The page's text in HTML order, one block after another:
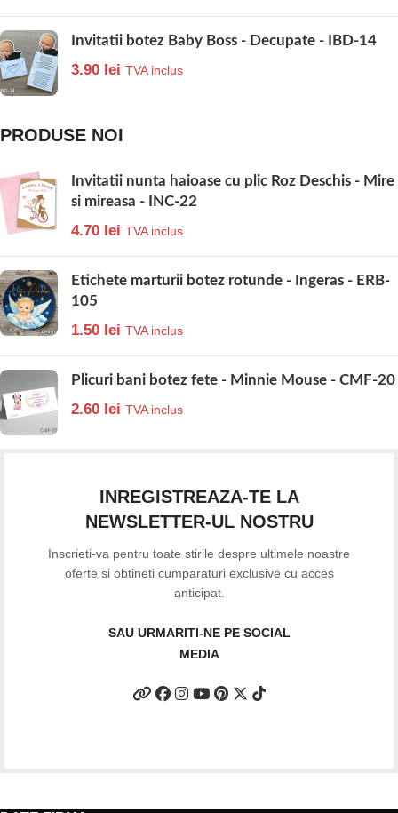
Invitatii botez Baby Boss - Decupate - IBD-14
3.90 lei TVA inclus
PRODUSE NOI
Invitatii nunta haioase cu plic Roz Deschis - Mire
si mireasa - INC-22
4.70 lei TVA inclus
Etichete marturii botez rotunde - Ingeras - ERB-
105
1.50 lei TVA inclus
Plicuri bani botez fete - Minnie Mouse - CMF-20
2.60 lei TVA inclus
INREGISTREAZA-TE LA
NEWSLETTER-UL NOSTRU
Inscrieti-va pentru toate stirile despre ultimele noastre
oferte si obtineti cumparaturi exclusive cu acces
anticipat.
SAU URMARITI-NE PE SOCIAL
MEDIA